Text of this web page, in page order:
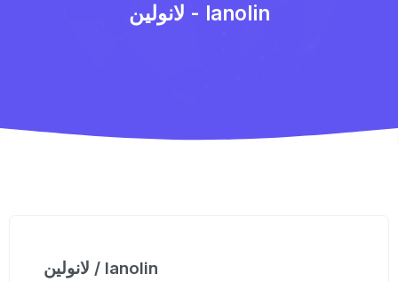
لانولین - lanolin
لانولین / lanolin